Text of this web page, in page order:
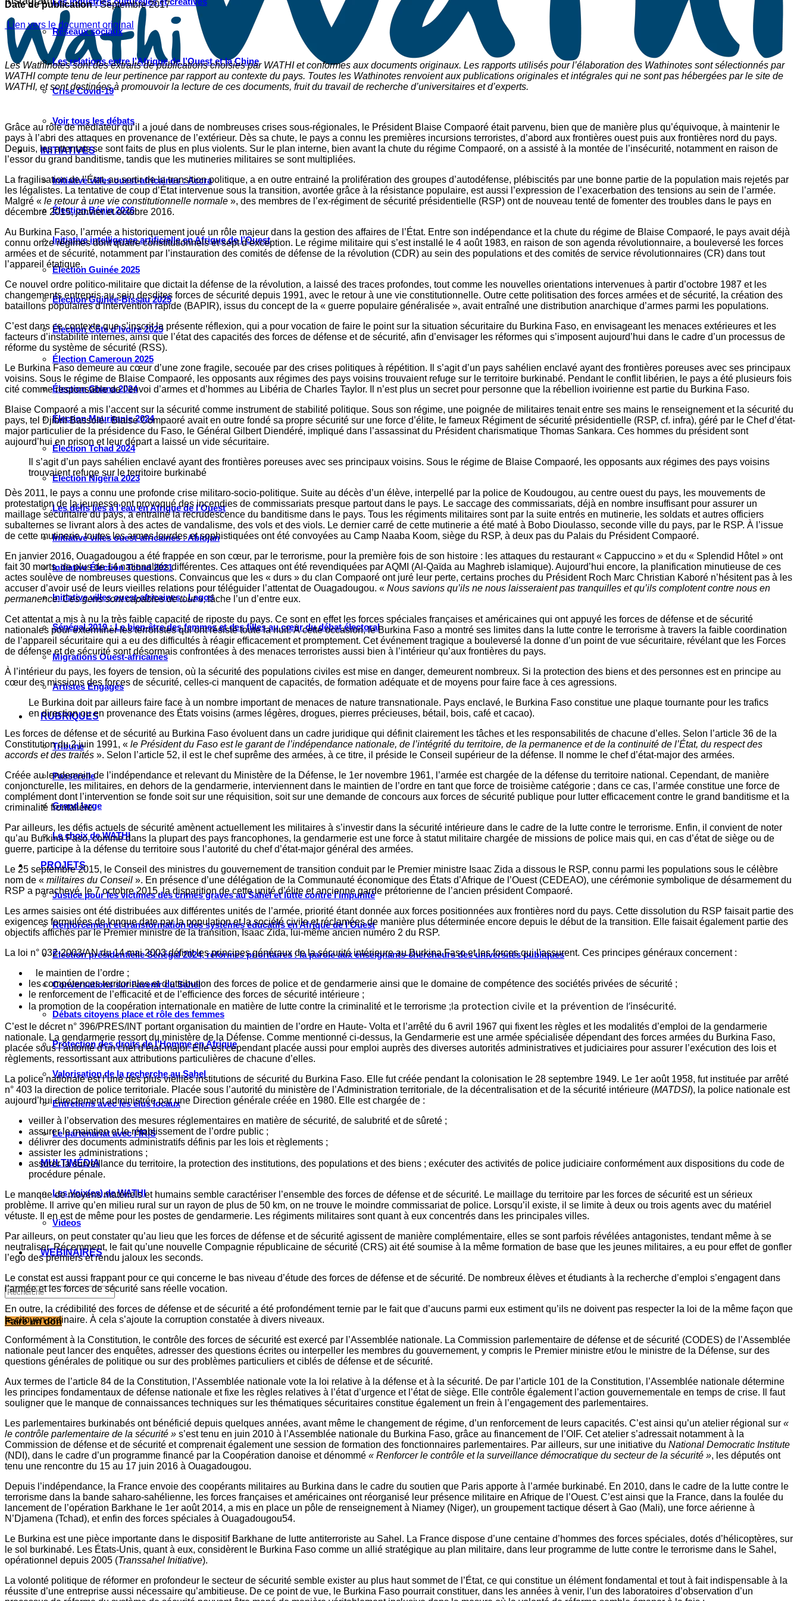
Réseaux sociaux
Les relations entre l’Afrique de l’Ouest et la Chine
Crise Covid-19
Voir tous les débats
INITIATIVES
Initiative villes ouest-africaines : Accra
Élection Bénin 2026
Initiative intelligence artificielle en Afrique de l’Ouest
Élection Guinée 2025
Élection Guinée-Bissau 2025
Élection Côte d’Ivoire 2025
Élection Cameroun 2025
Élection Ghana 2024
Élection Mauritanie 2024
Élection Tchad 2024
Election Nigéria 2023
Les défis liés à l’eau en Afrique de l’Ouest
Initiative villes ouest-africaines : Abidjan
Initiative Élection Tchad 2021
Initiative villes ouest-africaines : Lagos
Sénégal 2019 : Le bien-être des femmes et des filles au cœur du débat électoral
Migrations Ouest-africaines
Artistes Engagés
RUBRIQUES
Tribune
Passerelle
Grand large
Le choix de WATHI
PROJETS
Justice pour les victimes des crimes graves au Sahel et lutte contre l’impunité
Renforcement et transformation des systèmes éducatifs en Afrique de l’Ouest
Élection présidentielle Sénégal 2024, réformes prioritaires : la parole aux enseignants-chercheurs des universités publiques
Conversations sur l’avenir du Sahel
Débats citoyens place et rôle des femmes
Protection des droits de l’Homme en Afrique
Valorisation de la recherche au Sahel
Entretiens avec les élus locaux
Le partenariat avec l’IRIS
MULTIMÉDIA
Les Voix(es) de WATHI
Videos
WEBINAIRES
Faire un don
Date de publication :Septembre 2017
Lien vers le document original
Les Wathinotes sont des extraits de publications choisies par WATHI et conformes aux documents originaux. Les rapports utilisés pour l’élaboration des Wathinotes sont sélectionnés par
WATHI compte tenu de leur pertinence par rapport au contexte du pays. Toutes les Wathinotes renvoient aux publications originales et intégrales qui ne sont pas hébergées par le site de
WATHI, et sont destinées à promouvoir la lecture de ces documents, fruit du travail de recherche d’universitaires et d’experts.
Grâce au rôle de médiateur qu’il a joué dans de nombreuses crises sous-régionales, le Président Blaise Compaoré était parvenu, bien que de manière plus qu’équivoque, à maintenir le
pays à l’abri des attaques en provenance de l’extérieur. Dès sa chute, le pays a connu les premières incursions terroristes, d’abord aux frontières ouest puis aux frontières nord du pays.
Depuis, les attentats se sont faits de plus en plus violents. Sur le plan interne, bien avant la chute du régime Compaoré, on a assisté à la montée de l’insécurité, notamment en raison de
l’essor du grand banditisme, tandis que les mutineries militaires se sont multipliées.
La fragilisation de l’État, au sortir de la transition politique, a en outre entrainé la prolifération des groupes d’autodéfense, plébiscités par une bonne partie de la population mais rejetés par
les légalistes. La tentative de coup d’État intervenue sous la transition, avortée grâce à la résistance populaire, est aussi l’expression de l’exacerbation des tensions au sein de l’armée.
Malgré « le retour à une vie constitutionnelle normale », des membres de l’ex-régiment de sécurité présidentielle (RSP) ont de nouveau tenté de fomenter des troubles dans le pays en
décembre 2015, janvier et octobre 2016.
Au Burkina Faso, l’armée a historiquement joué un rôle majeur dans la gestion des affaires de l’État. Entre son indépendance et la chute du régime de Blaise Compaoré, le pays avait déjà
connu onze régimes dont quatre constitutionnels et sept d’exception. Le régime militaire qui s’est installé le 4 août 1983, en raison de son agenda révolutionnaire, a bouleversé les forces
armées et de sécurité, notamment par l’instauration des comités de défense de la révolution (CDR) au sein des populations et des comités de service révolutionnaires (CR) dans tout
l’appareil étatique.
Ce nouvel ordre politico-militaire que dictait la défense de la révolution, a laissé des traces profondes, tout comme les nouvelles orientations intervenues à partir d’octobre 1987 et les
changements entrepris au sein desdites forces de sécurité depuis 1991, avec le retour à une vie constitutionnelle. Outre cette politisation des forces armées et de sécurité, la création des
bataillons populaires d’intervention rapide (BAPIR), issus du concept de la « guerre populaire généralisée », avait entraîné une distribution anarchique d’armes parmi les populations.
C’est dans ce contexte que s’inscrit la présente réflexion, qui a pour vocation de faire le point sur la situation sécuritaire du Burkina Faso, en envisageant les menaces extérieures et les
facteurs d’instabilité internes, ainsi que l’état des capacités des forces de défense et de sécurité, afin d’envisager les réformes qui s’imposent aujourd’hui dans le cadre d’un processus de
réforme du système de sécurité (RSS).
Le Burkina Faso demeure au cœur d’une zone fragile, secouée par des crises politiques à répétition. Il s’agit d’un pays sahélien enclavé ayant des frontières poreuses avec ses principaux
voisins. Sous le régime de Blaise Compaoré, les opposants aux régimes des pays voisins trouvaient refuge sur le territoire burkinabé. Pendant le conflit libérien, le pays a été plusieurs fois
cité comme responsable de l’envoi d’armes et d’hommes au Libéria de Charles Taylor. Il n’est plus un secret pour personne que la rébellion ivoirienne est partie du Burkina Faso.
Blaise Compaoré a mis l’accent sur la sécurité comme instrument de stabilité politique. Sous son régime, une poignée de militaires tenait entre ses mains le renseignement et la sécurité du
pays, tel Djibril Bassolé. Blaise Compaoré avait en outre fondé sa propre sécurité sur une force d’élite, le fameux Régiment de sécurité présidentielle (RSP, cf. infra), géré par le Chef d’état-
major particulier de la présidence du Faso, le Général Gilbert Diendéré, impliqué dans l’assassinat du Président charismatique Thomas Sankara. Ces hommes du président sont
aujourd’hui en prison et leur départ a laissé un vide sécuritaire.
Il s’agit d’un pays sahélien enclavé ayant des frontières poreuses avec ses principaux voisins. Sous le régime de Blaise Compaoré, les opposants aux régimes des pays voisins
trouvaient refuge sur le territoire burkinabé
Dès 2011, le pays a connu une profonde crise militaro-socio-politique. Suite au décès d’un élève, interpellé par la police de Koudougou, au centre ouest du pays, les mouvements de
protestation de la jeunesse ont provoqué des incendies de commissariats presque partout dans le pays. Le saccage des commissariats, déjà en nombre insuffisant pour assurer un
maillage sécuritaire du pays, a entrainé la recrudescence du banditisme dans le pays. Tous les régiments militaires sont par la suite entrés en mutinerie, les soldats et autres officiers
subalternes se livrant alors à des actes de vandalisme, des vols et des viols. Le dernier carré de cette mutinerie a été maté à Bobo Dioulasso, seconde ville du pays, par le RSP. À l’issue
de cette mutinerie, toutes les armes lourdes et sophistiquées ont été convoyées au Camp Naaba Koom, siège du RSP, à deux pas du Palais du Président Compaoré.
En janvier 2016, Ouagadougou a été frappée en son cœur, par le terrorisme, pour la première fois de son histoire : les attaques du restaurant « Cappuccino » et du « Splendid Hôtel » ont
fait 30 morts, de plus de 14 nationalités différentes. Ces attaques ont été revendiquées par AQMI (Al-Qaïda au Maghreb islamique). Aujourd’hui encore, la planification minutieuse de ces
actes soulève de nombreuses questions. Convaincus que les « durs » du clan Compaoré ont juré leur perte, certains proches du Président Roch Marc Christian Kaboré n’hésitent pas à les
accuser d’avoir usé de leurs vieilles relations pour téléguider l’attentat de Ouagadougou. « Nous savions qu’ils ne nous laisseraient pas tranquilles et qu’ils complotent contre nous en
permanence. Ces gens sont capables de tout», lâche l’un d’entre eux.
Cet attentat a mis à nu la très faible capacité de riposte du pays. Ce sont en effet les forces spéciales françaises et américaines qui ont appuyé les forces de défense et de sécurité
nationales pour exterminer les terroristes qui ont résisté toute la nuit. À cette occasion, le Burkina Faso a montré ses limites dans la lutte contre le terrorisme à travers la faible coordination
de l’appareil sécuritaire qui a eu des difficultés à réagir efficacement et promptement. Cet événement tragique a bouleversé la donne d’un point de vue sécuritaire, révélant que les Forces
de défense et de sécurité sont désormais confrontées à des menaces terroristes aussi bien à l’intérieur qu’aux frontières du pays.
À l’intérieur du pays, les foyers de tension, où la sécurité des populations civiles est mise en danger, demeurent nombreux. Si la protection des biens et des personnes est en principe au
cœur des missions des forces de sécurité, celles-ci manquent de capacités, de formation adéquate et de moyens pour faire face à ces agressions.
Le Burkina doit par ailleurs faire face à un nombre important de menaces de nature transnationale. Pays enclavé, le Burkina Faso constitue une plaque tournante pour les trafics
en direction ou en provenance des États voisins (armes légères, drogues, pierres précieuses, bétail, bois, café et cacao).
Les forces de défense et de sécurité au Burkina Faso évoluent dans un cadre juridique qui définit clairement les tâches et les responsabilités de chacune d’elles. Selon l’article 36 de la
Constitution du 2 juin 1991, « le Président du Faso est le garant de l’indépendance nationale, de l’intégrité du territoire, de la permanence et de la continuité de l’État, du respect des
accords et des traités ». Selon l’article 52, il est le chef suprême des armées, à ce titre, il préside le Conseil supérieur de la défense. Il nomme le chef d’état-major des armées.
Créée au lendemain de l’indépendance et relevant du Ministère de la Défense, le 1er novembre 1961, l’armée est chargée de la défense du territoire national. Cependant, de manière
conjoncturelle, les militaires, en dehors de la gendarmerie, interviennent dans le maintien de l’ordre en tant que force de troisième catégorie ; dans ce cas, l’armée constitue une force de
complément dont l’intervention se fonde soit sur une réquisition, soit sur une demande de concours aux forces de sécurité publique pour lutter efficacement contre le grand banditisme et la
criminalité frontalière.
Par ailleurs, les défis actuels de sécurité amènent actuellement les militaires à s’investir dans la sécurité intérieure dans le cadre de la lutte contre le terrorisme. Enfin, il convient de noter
qu’au Burkina Faso, comme dans la plupart des pays francophones, la gendarmerie est une force à statut militaire chargée de missions de police mais qui, en cas d’état de siège ou de
guerre, participe à la défense du territoire sous l’autorité du chef d’état-major général des armées.
Le 25 septembre 2015, le Conseil des ministres du gouvernement de transition conduit par le Premier ministre Isaac Zida a dissous le RSP, connu parmi les populations sous le célèbre
nom de « militaires du Conseil ». En présence d’une délégation de la Communauté économique des États d’Afrique de l’Ouest (CEDEAO), une cérémonie symbolique de désarmement du
RSP a parachevé, le 7 octobre 2015, la disparition de cette unité d’élite et ancienne garde prétorienne de l’ancien président Compaoré.
Les armes saisies ont été distribuées aux différentes unités de l’armée, priorité étant donnée aux forces positionnées aux frontières nord du pays. Cette dissolution du RSP faisait partie des
exigences formulées de longue date par la population et la société civile et réclamées de manière plus déterminée encore depuis le début de la transition. Elle faisait également partie des
objectifs affichés par le Premier ministre de la transition, Isaac Zida, lui-même ancien numéro 2 du RSP.
La loi n° 032-2003/AN du 14 mai 2003 définit les principes généraux de la sécurité intérieure au Burkina Faso et les forces qui l’assurent. Ces principes généraux concernent :
le maintien de l’ordre ;
les compétences territoriales et d’attribution des forces de police et de gendarmerie ainsi que le domaine de compétence des sociétés privées de sécurité ;
le renforcement de l’efficacité et de l’efficience des forces de sécurité intérieure ;
la promotion de la coopération internationale en matière de lutte contre la criminalité et le terrorisme ;la protection civile et la prévention de l’insécurité.
C’est le décret n° 396/PRES/INT portant organisation du maintien de l’ordre en Haute- Volta et l’arrêté du 6 avril 1967 qui fixent les règles et les modalités d’emploi de la gendarmerie
nationale. La gendarmerie ressort du ministère de la Défense. Comme mentionné ci-dessus, la Gendarmerie est une armée spécialisée dépendant des forces armées du Burkina Faso,
placée sous l’autorité d’un chef d’état-major. Elle est cependant placée aussi pour emploi auprès des diverses autorités administratives et judiciaires pour assurer l’exécution des lois et
règlements, ressortissant aux attributions particulières de chacune d’elles.
La police nationale est l’une des plus vieilles institutions de sécurité du Burkina Faso. Elle fut créée pendant la colonisation le 28 septembre 1949. Le 1er août 1958, fut instituée par arrêté
n° 403 la direction de police territoriale. Placée sous l’autorité du ministère de l’Administration territoriale, de la décentralisation et de la sécurité intérieure (MATDSI), la police nationale est
aujourd’hui directement administrée par une Direction générale créée en 1980. Elle est chargée de :
veiller à l’observation des mesures réglementaires en matière de sécurité, de salubrité et de sûreté ;
assurer le maintien et le rétablissement de l’ordre public ;
délivrer des documents administratifs définis par les lois et règlements ;
assister les administrations ;
assurer la surveillance du territoire, la protection des institutions, des populations et des biens ; exécuter des activités de police judiciaire conformément aux dispositions du code de
procédure pénale.
Le manque de moyens matériels et humains semble caractériser l’ensemble des forces de défense et de sécurité. Le maillage du territoire par les forces de sécurité est un sérieux
problème. Il arrive qu’en milieu rural sur un rayon de plus de 50 km, on ne trouve le moindre commissariat de police. Lorsqu’il existe, il se limite à deux ou trois agents avec du matériel
vétuste. Il en est de même pour les postes de gendarmerie. Les régiments militaires sont quant à eux concentrés dans les principales villes.
Par ailleurs, on peut constater qu’au lieu que les forces de défense et de sécurité agissent de manière complémentaire, elles se sont parfois révélées antagonistes, tendant même à se
neutraliser. Récemment, le fait qu’une nouvelle Compagnie républicaine de sécurité (CRS) ait été soumise à la même formation de base que les jeunes militaires, a eu pour effet de gonfler
l’ego des premiers et rendu jaloux les seconds.
Le constat est aussi frappant pour ce qui concerne le bas niveau d’étude des forces de défense et de sécurité. De nombreux élèves et étudiants à la recherche d’emploi s’engagent dans
l’armée et les forces de sécurité sans réelle vocation.
En outre, la crédibilité des forces de défense et de sécurité a été profondément ternie par le fait que d’aucuns parmi eux estiment qu’ils ne doivent pas respecter la loi de la même façon que
le citoyen ordinaire. À cela s’ajoute la corruption constatée à divers niveaux.
Conformément à la Constitution, le contrôle des forces de sécurité est exercé par l’Assemblée nationale. La Commission parlementaire de défense et de sécurité (CODES) de l’Assemblée
nationale peut lancer des enquêtes, adresser des questions écrites ou interpeller les membres du gouvernement, y compris le Premier ministre et/ou le ministre de la Défense, sur des
questions générales de politique ou sur des problèmes particuliers et ciblés de défense et de sécurité.
Aux termes de l’article 84 de la Constitution, l’Assemblée nationale vote la loi relative à la défense et à la sécurité. De par l’article 101 de la Constitution, l’Assemblée nationale détermine
les principes fondamentaux de défense nationale et fixe les règles relatives à l’état d’urgence et l’état de siège. Elle contrôle également l’action gouvernementale en temps de crise. Il faut
souligner que le manque de connaissances techniques sur les thématiques sécuritaires constitue également un frein à l’engagement des parlementaires.
Les parlementaires burkinabés ont bénéficié depuis quelques années, avant même le changement de régime, d’un renforcement de leurs capacités. C’est ainsi qu’un atelier régional sur «
le contrôle parlementaire de la sécurité » s’est tenu en juin 2010 à l’Assemblée nationale du Burkina Faso, grâce au financement de l’OIF. Cet atelier s’adressait notamment à la
Commission de défense et de sécurité et comprenait également une session de formation des fonctionnaires parlementaires. Par ailleurs, sur une initiative du National Democratic Institute
(NDI), dans le cadre d’un programme financé par la Coopération danoise et dénommé « Renforcer le contrôle et la surveillance démocratique du secteur de la sécurité », les députés ont
tenu une rencontre du 15 au 17 juin 2016 à Ouagadougou.
Depuis l’indépendance, la France envoie des coopérants militaires au Burkina dans le cadre du soutien que Paris apporte à l’armée burkinabé. En 2010, dans le cadre de la lutte contre le
terrorisme dans la bande saharo-sahélienne, les forces françaises et américaines ont réorganisé leur présence militaire en Afrique de l’Ouest. C’est ainsi que la France, dans la foulée du
lancement de l’opération Barkhane le 1er août 2014, a mis en place un pôle de renseignement à Niamey (Niger), un groupement tactique désert à Gao (Mali), une force aérienne à
N’Djamena (Tchad), et enfin des forces spéciales à Ouagadougou54.
Le Burkina est une pièce importante dans le dispositif Barkhane de lutte antiterroriste au Sahel. La France dispose d’une centaine d’hommes des forces spéciales, dotés d’hélicoptères, sur
le sol burkinabé. Les États-Unis, quant à eux, considèrent le Burkina Faso comme un allié stratégique au plan militaire, dans leur programme de lutte contre le terrorisme dans le Sahel,
opérationnel depuis 2005 (Transsahel Initiative).
La volonté politique de réformer en profondeur le secteur de sécurité semble exister au plus haut sommet de l’État, ce qui constitue un élément fondamental et tout à fait indispensable à la
réussite d’une entreprise aussi nécessaire qu’ambitieuse. De ce point de vue, le Burkina Faso pourrait constituer, dans les années à venir, l’un des laboratoires d’observation d’un